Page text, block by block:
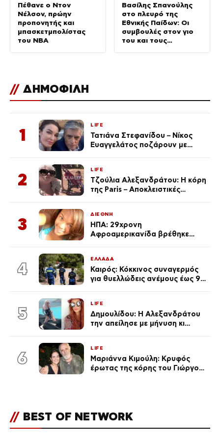
Πέθανε ο Ντον
Νέλσον, πρώην
προπονητής και
μπασκετμπολίστας
του NBA
Βασίλης Σπανούλης
στο πλευρό της
Εθνικής Παίδων: Οι
συμβουλές στον γιο
του και τους
// ΔΗΜΟΦΙΛΗ
1
LIFE
Τατιάνα Στεφανίδου – Νίκος
Ευαγγελάτος ποζάρουν με
2
LIFE
Τζούλια Αλεξανδράτου: Η κόρη
της Paris – Αποκλειστικές
3
ΔΙΕΘΝΗ
ΗΠΑ: 29χρονη
Αφροαμερικανίδα βρέθηκε
4
ΕΛΛΑΔΑ
Καιρός: Κόκκινος συναγερμός
για θυελλώδεις ανέμους έως 9
5
LIFE
Δημουλίδου: Η Αλεξανδράτου
την απείλησε με μήνυση κι
ποια είσαι σοκαρίστικα»
6
LIFE
Μαριάννα Κιμούλη: Κρυφός
έρωτας της κόρης του Γιώργου,
// BEST OF NETWORK